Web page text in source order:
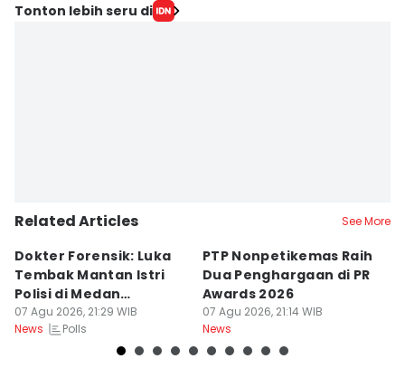
Tonton lebih seru di
Related Articles See More
Dokter Forensik: Luka
Tembak Mantan Istri
Polisi di Medan
Berkarakter Tempel
07 Agu 2026, 21:29 WIB
News
Polls
PTP Nonpetikemas Raih
Dua Penghargaan di PR
Awards 2026
07 Agu 2026, 21:14 WIB
News